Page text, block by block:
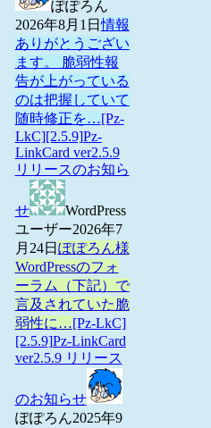
ぽぽろん
2026年8月1日情報
ありがとうござい
ます。 脆弱性報
告が上がっている
のは把握していて
随時修正を…[Pz-
LkC][2.5.9]Pz-
LinkCard ver2.5.9
リリースのお知ら
せ
WordPress
ユーザー2026年7
月24日 ぽぽろん様
WordPressのフォ
ーラム（下記）で
言及されていた脆
弱性に…[Pz-LkC]
[2.5.9]Pz-LinkCard
ver2.5.9 リリース
のお知らせ
ぽぽろん2025年9